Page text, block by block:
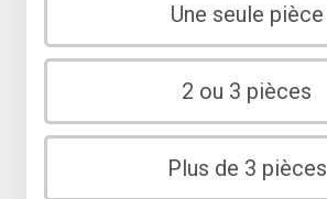
Une seule pièce
2 ou 3 pièces
Plus de 3 pièces